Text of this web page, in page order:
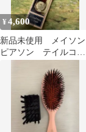
¥4,600
新品未使用 メイソン
ピアソン テイルコー